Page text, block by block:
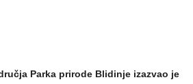
Parka prirode Blidinje izazvao je